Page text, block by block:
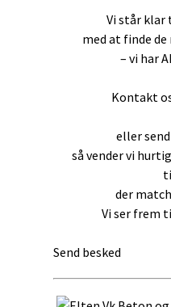
Vi står
med at finde
– vi har
Kontakt
eller
så vender vi
der
Vi ser frem
Send besked